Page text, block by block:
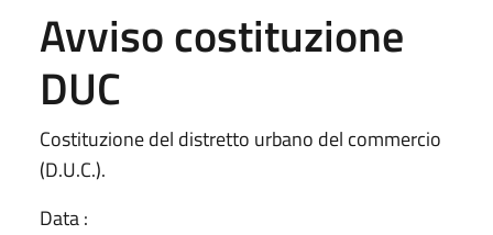
Avviso costituzione
DUC
Costituzione del distretto urbano del commercio
(D.U.C.).
Data :